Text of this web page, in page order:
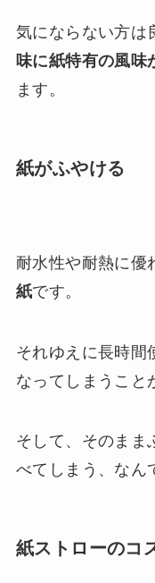
気にならない方は
味に紙特有の風味
ます。
紙がふやける
耐水性や耐熱に優
紙です。
それゆえに長時間
なってしまうこと
そして、そのまま
べてしまう、なん
紙ストローのコ